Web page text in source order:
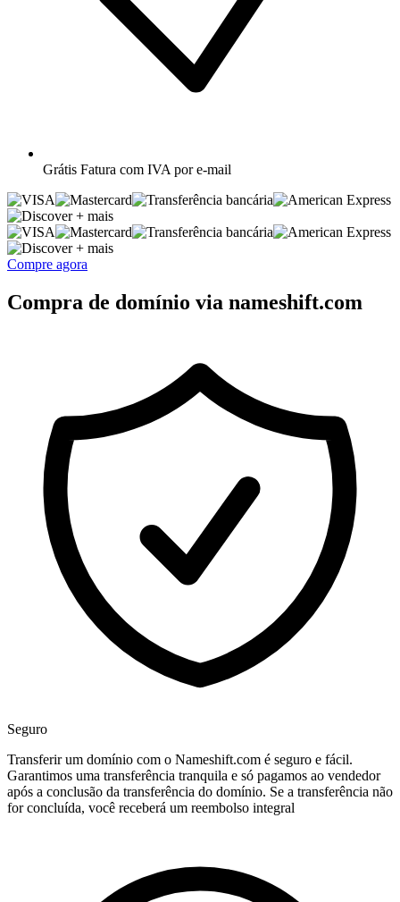
Grátis Fatura com IVA por e-mail
+ mais
+ mais
Compre agora
Compra de domínio via nameshift.com
Seguro
Transferir um domínio com o Nameshift.com é seguro e fácil.
Garantimos uma transferência tranquila e só pagamos ao vendedor
após a conclusão da transferência do domínio. Se a transferência não
for concluída, você receberá um reembolso integral